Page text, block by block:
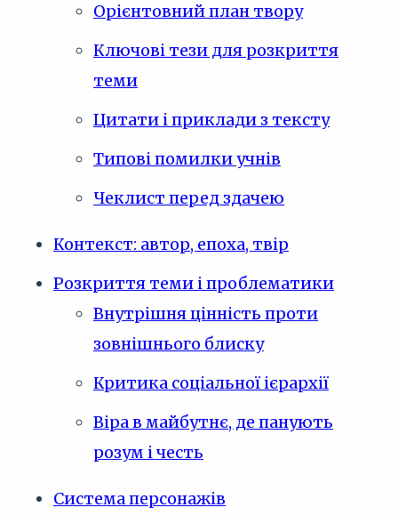
Орієнтовний план твору
Ключові тези для розкриття
теми
Цитати і приклади з тексту
Типові помилки учнів
Чеклист перед здачею
Контекст: автор, епоха, твір
Розкриття теми і проблематики
Внутрішня цінність проти
зовнішнього блиску
Критика соціальної ієрархії
Віра в майбутнє, де панують
розум і честь
Система персонажів